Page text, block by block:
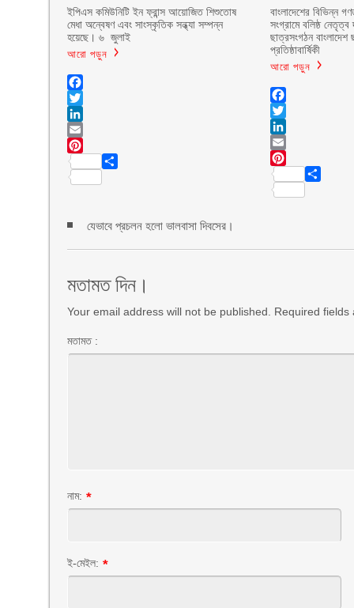
ইপিএস কমিউনিটি ইন ফ্রান্স আয়োজিত শিশুতোষ
মেধা অন্বেষণ এবং সাংস্কৃতিক সন্ধ্যা সম্পন্ন
হয়েছে। ৬ জুলাই
আরো পড়ুন
Facebook
Twitter
LinkedIn
Email
Pinterest
বাংলাদেশের বিভিন্ন
সংগ্রামে বলিষ্ঠ নেতৃত্ব
ছাত্রসংগঠন
প্রতিষ্ঠাবার্ষিকী
আরো পড়ুন
Facebook
Twitter
LinkedIn
Email
Pinterest
যেভাবে প্রচলন হলো ভালবাসা দিবসের।
মতামত দিন।
Your email address will not be published. Required fields
মতামত :
নাম: *
ই-মেইল: *